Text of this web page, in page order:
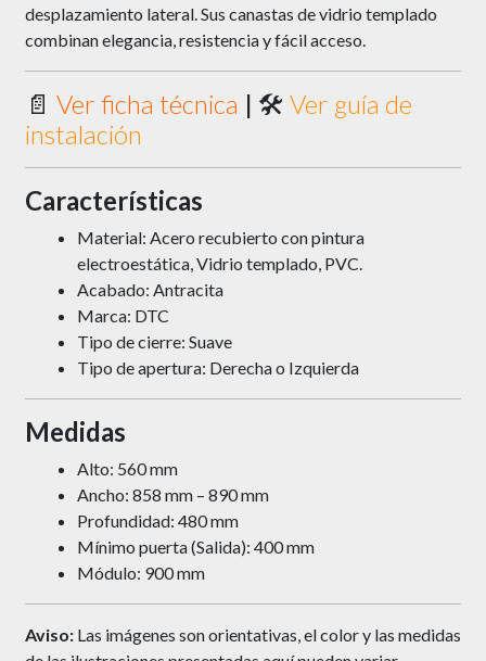
desplazamiento lateral. Sus canastas de vidrio templado
combinan elegancia, resistencia y fácil acceso.
📄 Ver ficha técnica | 🛠️ Ver guía de
instalación
Características
Material: Acero recubierto con pintura
electroestática, Vidrio templado, PVC.
Acabado: Antracita
Marca: DTC
Tipo de cierre: Suave
Tipo de apertura: Derecha o Izquierda
Medidas
Alto: 560 mm
Ancho: 858 mm – 890 mm
Profundidad: 480 mm
Mínimo puerta (Salida): 400 mm
Módulo: 900 mm
Aviso: Las imágenes son orientativas, el color y las medidas